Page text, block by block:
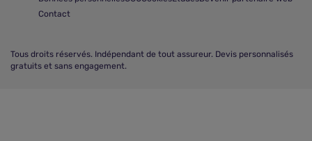
Contact
Tous droits réservés. Indépendant de tout assureur. Devis personnalisés
gratuits et sans engagement.